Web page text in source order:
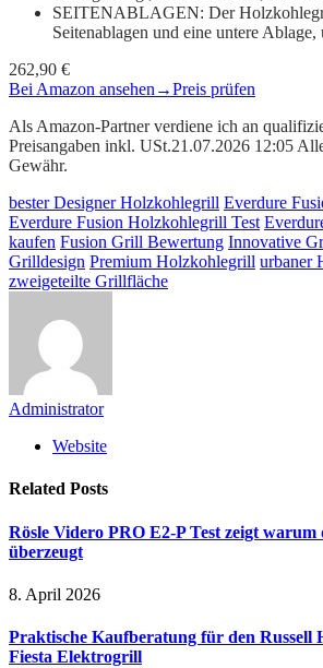
SEITENABLAGEN: Der
Seitenablagen und eine untere
262,90 €
Bei Amazon ansehen →Preis prüfen
Als Amazon-Partner verdiene ich an
Preisangaben inkl. USt.21.07.2026 12:05
Gewähr.
bester Designer Holzkohlegrill Everdure
Everdure Fusion Holzkohlegrill Test
kaufen Fusion Grill Bewertung Innovative
Grilldesign Premium Holzkohlegrill urbaner
zweigeteilte Grillfläche
Administrator
Website
Related Posts
Rösle Videro PRO E2-P Test zeigt
überzeugt
8. April 2026
Praktische Kaufberatung für den Russell
Fiesta Elektrogrill